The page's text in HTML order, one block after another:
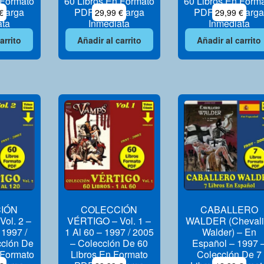
PDF – Descarga
Inmediata
29,99€
Añadir al carrito
PDF – Descarga
Inmediata
29,99 €
Añadir al carrito
2 –
/
De
COLECCIÓN
VÉRTIGO – Vol. 1 –
1 Al 60 – 1997 / 2005
– Colección De 60
Libros En Formato
CABALLERO
WALDER
Walder) – En
Español – 1997
Colección De 7